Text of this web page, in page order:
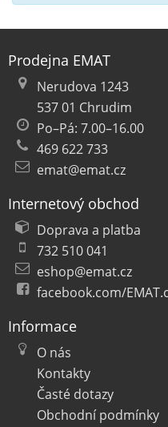
Prodejna EMAT
Nerudova 1243
537 01 Chrudim
Po–Pá: 7.00–16.00
469 622 733
emat@emat.cz
Internetový obchod
Doprava a platba
732 510 041
eshop@emat.cz
facebook.com/
Informace
O nás
Kontakty
Časté dotazy
Obchodní podmínky